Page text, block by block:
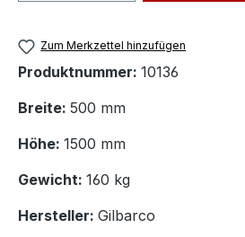
Zum Merkzettel hinzufügen
Produktnummer: 10136
Breite: 500 mm
Höhe: 1500 mm
Gewicht: 160 kg
Hersteller: Gilbarco